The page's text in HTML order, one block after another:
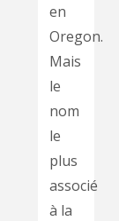
en
Oregon.
Mais
le
nom
le
plus
associé
à la